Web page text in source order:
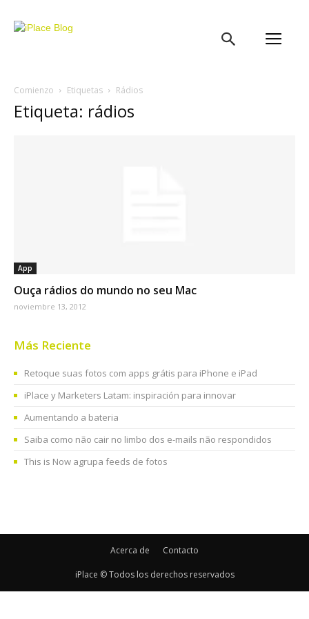
Comienzo Etiquetas Rádios
Etiqueta: rádios
App
Ouça rádios do mundo no seu Mac
noviembre 13, 2012
Más Reciente
Retoque suas fotos com apps grátis para iPhone e iPad
iPlace y Marketers Latam: inspiración para innovar
Aumentando a bateria
Saiba como não cair no limbo dos e-mails não respondidos
This is Now agrupa feeds de fotos
Acerca de Contacto
iPlace © Todos los derechos reservados